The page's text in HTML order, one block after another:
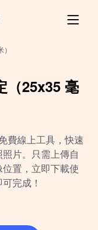
（25x35 毫
費線上工具，快速
片。只需上傳自
置，立即下載使
完成！